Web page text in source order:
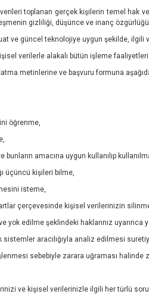
toplanan gerçek kişilerin temel hak
gizliliği, düşünce ve inanç
ve güncel teknolojiye uygun şekilde,
verilerle alakalı bütün işleme
metinlerine ve başvuru formuna
öğrenme,
amacına uygun kullanılıp
üçüncü kişileri bilme,
isteme,
çerçevesinde kişisel verilerinizin
yok edilme şeklindeki haklarınız
sistemler aracılığıyla analiz edilmesi
sebebiyle zarara uğraması
ve kişisel verilerinizle ilgili her türlü